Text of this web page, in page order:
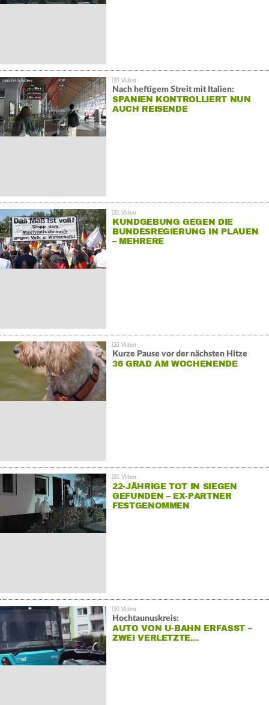
Nach heftigem Streit mit Italien:
SPANIEN KONTROLLIERT NUN
AUCH REISENDE
KUNDGEBUNG GEGEN DIE
BUNDESREGIERUNG IN PLAUEN
– MEHRERE
Kurze Pause vor der nächsten Hitze
36 GRAD AM WOCHENENDE
22-JÄHRIGE TOT IN SIEGEN
GEFUNDEN – EX-PARTNER
FESTGENOMMEN
Hochtaunuskreis:
AUTO VON U-BAHN ERFASST –
ZWEI VERLETZTE…